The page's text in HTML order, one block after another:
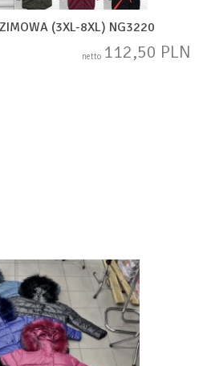
(3XL-8XL) NG3220
netto 112,50 PLN